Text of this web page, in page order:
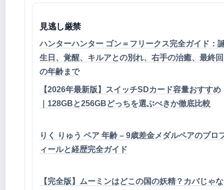
見逃し厳禁
ハンターハンター ゴン＝フリークス完全ガイド：
生日、覚醒、キルアとの別れ、右手の治癒、最終回
の年齢まで
【2026年最新版】スイッチSDカード容量おすすめ
｜128GBと256GBどっちを選ぶべきか徹底比較
りく りゅう ペア 年齢 – 9歳差金メダルペアのプロ
ィールと経歴完全ガイド
【完全版】ムーミンはどこの国の妖精？カバじゃな